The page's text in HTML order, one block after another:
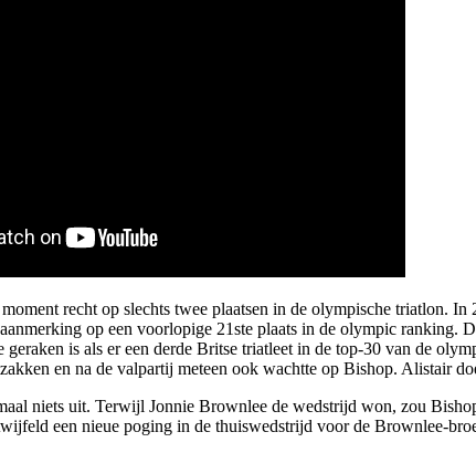
recht op slechts twee plaatsen in de olympische triatlon.
op een voorlopige 21ste plaats in de olympic ranking.
is als er een derde Britse triatleet in de top-30 van de
en na de valpartij meteen ook wachtte op Bishop. Alistair
niets uit. Terwijl Jonnie Brownlee de wedstrijd won, zou
een nieue poging in de thuiswedstrijd voor de Brownlee-